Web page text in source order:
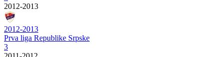
2012-2013
2012-2013
Prva liga Republike Srpske
3